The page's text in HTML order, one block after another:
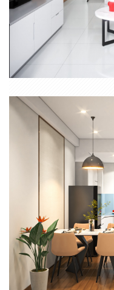
THIẾT KẾ THI CÔNG
THIẾT KẾ THI CÔNG